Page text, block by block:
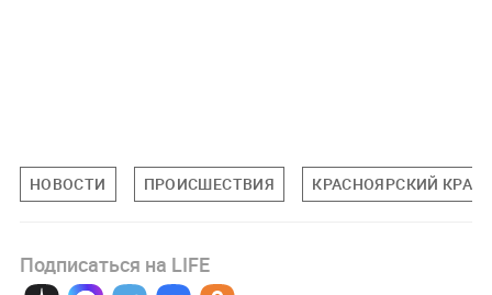
НОВОСТИ ПРОИСШЕСТВИЯ КРАСНОЯРСКИЙ КРАЙ
Подписаться на LIFE